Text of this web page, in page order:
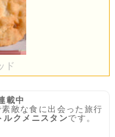
ド
載中
敵な食に出会った旅行
ルクメニスタンです。